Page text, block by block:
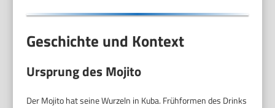
Geschichte und Kontext
Ursprung des Mojito
Der Mojito hat seine Wurzeln in Kuba. Frühformen des Drinks